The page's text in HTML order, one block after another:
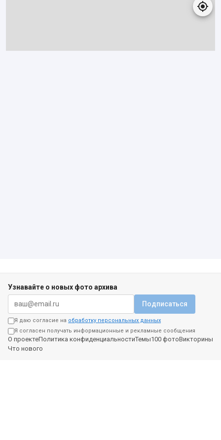
Узнавайте о новых фото архива
Подписаться
Я даю согласие на обработку персональных данных
Я согласен получать информационные и рекламные сообщения
О проектеПолитика конфиденциальностиТемы100 фотоВикторины
Что нового